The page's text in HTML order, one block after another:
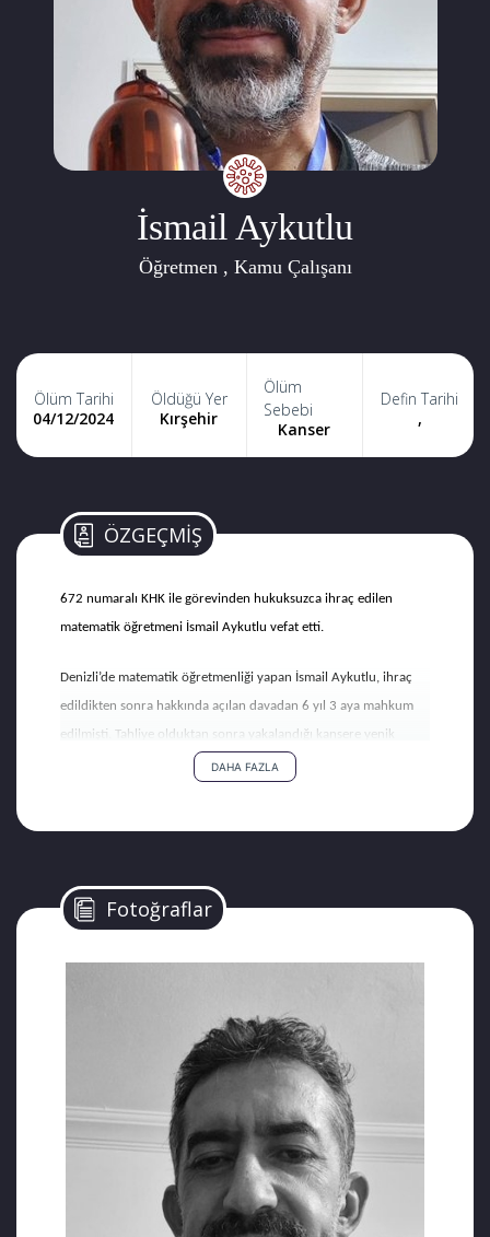
İsmail Aykutlu
Öğretmen , Kamu Çalışanı
Ölüm Tarihi
04/12/2024
Öldüğü Yer
Kırşehir
Ölüm
Sebebi
Kanser
Defin Tarihi
,
ÖZGEÇMİŞ
672 numaralı KHK ile görevinden hukuksuzca ihraç edilen
matematik öğretmeni İsmail Aykutlu vefat etti.
Denizli’de matematik öğretmenliği yapan İsmail Aykutlu, ihraç
edildikten sonra hakkında açılan davadan 6 yıl 3 aya mahkum
edilmişti. Tahliye olduktan sonra yakalandığı kansere yenik
düşen İsmail hoca, geride gözü yaşlı bir eş ve 2 evlat bıraktı.
DAHA FAZLA
Fotoğraflar